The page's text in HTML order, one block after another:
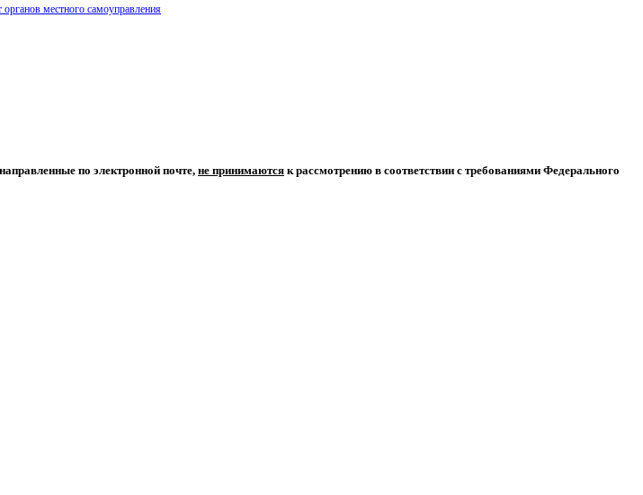
местного самоуправления
по электронной почте,не принимаются к рассмотрению в соответствии с требованиями Федерального